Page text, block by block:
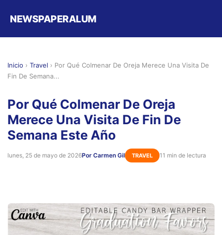
NEWSPAPERALUM
Inicio › Travel › Por Qué Colmenar De Oreja Merece Una Visita De
Fin De Semana...
Por Qué Colmenar De Oreja
Merece Una Visita De Fin De
Semana Este Año
lunes, 25 de mayo de 2026Por Carmen Gil TRAVEL 11 min de lectura